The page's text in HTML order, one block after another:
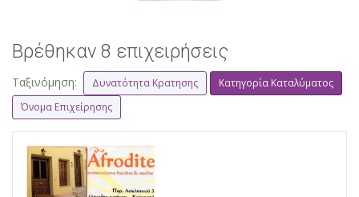
Βρέθηκαν 8 επιχειρήσεις
Ταξινόμηση: Δυνατότητα Κρατησης
Κατηγορία Καταλύματος
Όνομα Επιχείρησης